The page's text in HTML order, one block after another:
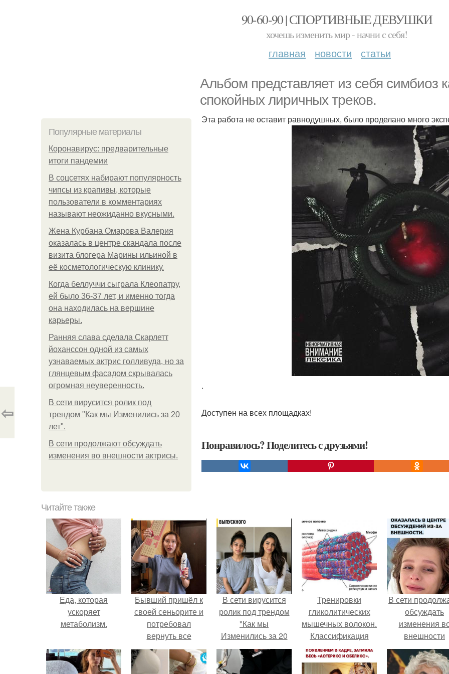
90-60-90 | СПОРТИВНЫЕ ДЕВУШКИ
хочешь изменить мир - начни с себя!
главная новости статьи
Альбом представляет из себя симбиоз
спокойных лиричных треков.
Популярные материалы
Коронавирус: предварительные
итоги пандемии
В соцсетях набирают популярность
чипсы из крапивы, которые
пользователи в комментариях
называют неожиданно вкусными.
Жена Курбана Омарова Валерия
оказалась в центре скандала после
визита блогера Марины ильиной в
её косметологическую клинику.
Когда беллуччи сыграла Клеопатру,
ей было 36-37 лет, и именно тогда
она находилась на вершине
карьеры.
Ранняя слава сделала Скарлетт
йоханссон одной из самых
узнаваемых актрис голливуда, но за
глянцевым фасадом скрывалась
огромная неуверенность.
В сети вирусится ролик под
трендом "Как мы Изменились за 20
лет".
В сети продолжают обсуждать
изменения во внешности актрисы.
Эта работа не оставит равнодушных, было проделано много
.
Доступен на всех площадках!
Понравилось? Поделитесь с друзьями!
⇦
Читайте также
Еда, которая
ускоряет
метаболизм.
Бывший пришёл к
своей сеньорите и
потребовал
вернуть все
подарки.
В сети вирусится
ролик под трендом
"Как мы
Изменились за 20
лет".
Тренировки
гликолитических
мышечных волокон.
Классификация
мышечных волокон.
В сети
обсуждать
изменения
внешности
актрисы.